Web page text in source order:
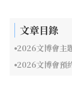
文章目錄
2026文博會主
2026文博會預